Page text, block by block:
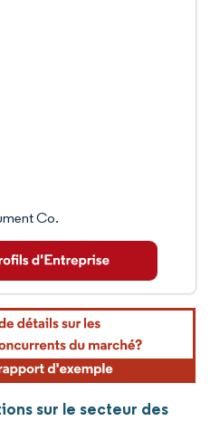
Co.
sur le secteur des